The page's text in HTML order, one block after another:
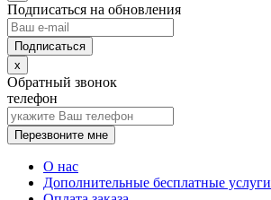
Подписаться на обновления
x
Обратный звонок
телефон
Перезвоните мне
О нас
Дополнительные бесплатные услуги